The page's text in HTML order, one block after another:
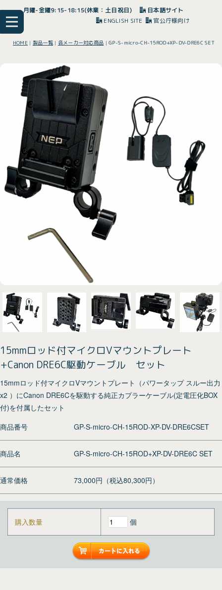
月曜-金曜9:15-18:15(休業：土日祝日)
日本語サイト
ENGLISH SITE
官公庁様向け
HOME | 製品一覧| 各メーカー対応商品 |GP-S-micro-CH-15ROD+XP-DV-DRE6C SET
15mmロッド付マイクロVマウントプレート
+Canon DRE6C駆動ケーブル セット
15mmロッド付マイクロVマウントプレート（パワータップ スルー出力
x2 ）にCanon DRE6Cを駆動する純正カプラーケーブル(定電圧化BOX
付)を付属したセット
商品番号
GP-S-micro-CH-15ROD-XP-DV-DRE6CSET
商品名 GP-S-micro-CH-15ROD+XP-DV-DRE6C SET
通常価格 73,000円（税込80,300円）
購入数量 個